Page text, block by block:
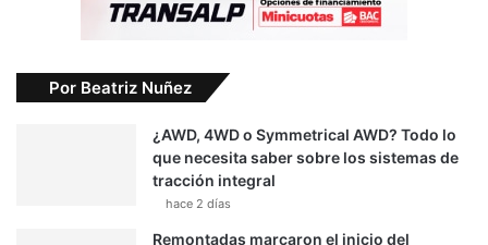
Por Beatriz Nuñez
¿AWD, 4WD o Symmetrical AWD? Todo lo
que necesita saber sobre los sistemas de
tracción integral
hace 2 días
Remontadas marcaron el inicio del